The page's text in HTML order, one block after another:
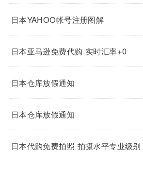
日本YAHOO帐号注册图解
日本亚马逊免费代购 实时汇率+0
日本仓库放假通知
日本仓库放假通知
日本代购免费拍照 拍摄水平专业级别